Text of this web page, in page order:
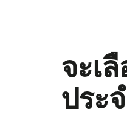
จะเ
ประ